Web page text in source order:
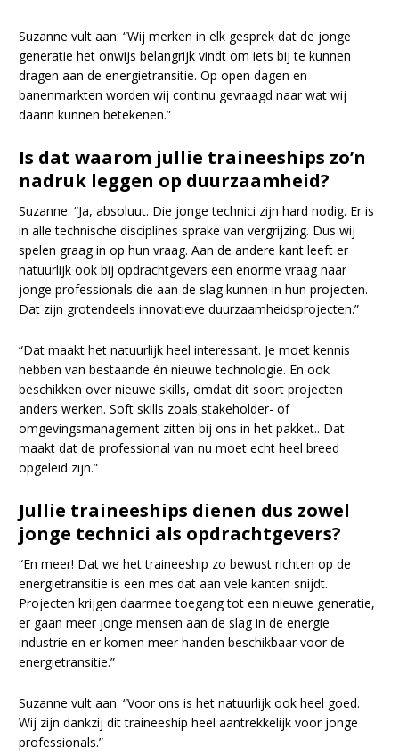
Suzanne vult aan: “Wij merken in elk gesprek dat de jonge
generatie het onwijs belangrijk vindt om iets bij te kunnen
dragen aan de energietransitie. Op open dagen en
banenmarkten worden wij continu gevraagd naar wat wij
daarin kunnen betekenen.”
Is dat waarom jullie traineeships zo’n
nadruk leggen op duurzaamheid?
Suzanne: “Ja, absoluut. Die jonge technici zijn hard nodig. Er is
in alle technische disciplines sprake van vergrijzing. Dus wij
spelen graag in op hun vraag. Aan de andere kant leeft er
natuurlijk ook bij opdrachtgevers een enorme vraag naar
jonge professionals die aan de slag kunnen in hun projecten.
Dat zijn grotendeels innovatieve duurzaamheidsprojecten.”
“Dat maakt het natuurlijk heel interessant. Je moet kennis
hebben van bestaande én nieuwe technologie. En ook
beschikken over nieuwe skills, omdat dit soort projecten
anders werken. Soft skills zoals stakeholder- of
omgevingsmanagement zitten bij ons in het pakket.. Dat
maakt dat de professional van nu moet echt heel breed
opgeleid zijn.”
Jullie traineeships dienen dus zowel
jonge technici als opdrachtgevers?
“En meer! Dat we het traineeship zo bewust richten op de
energietransitie is een mes dat aan vele kanten snijdt.
Projecten krijgen daarmee toegang tot een nieuwe generatie,
er gaan meer jonge mensen aan de slag in de energie
industrie en er komen meer handen beschikbaar voor de
energietransitie.”
Suzanne vult aan: “Voor ons is het natuurlijk ook heel goed.
Wij zijn dankzij dit traineeship heel aantrekkelijk voor jonge
professionals.”